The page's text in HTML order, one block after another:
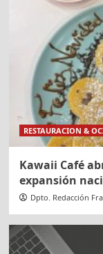
RESTAURACION &
Kawaii Café
expansión
Dpto. Redacción